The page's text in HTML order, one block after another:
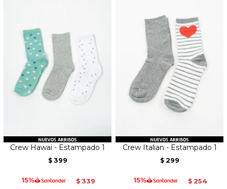
Crew Hawai - Estampado 1
$ 399
$ 339
Crew Italian - Estampado 1
$ 299
$ 254